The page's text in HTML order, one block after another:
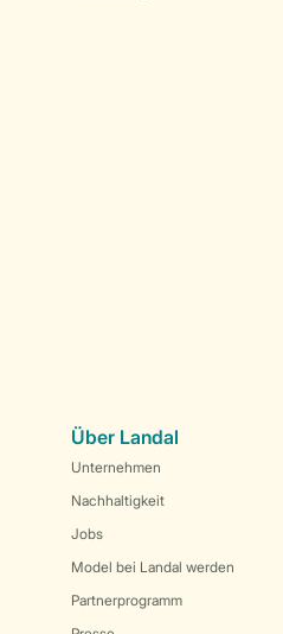
Über Landal
Unternehmen
Nachhaltigkeit
Jobs
Model bei Landal werden
Partnerprogramm